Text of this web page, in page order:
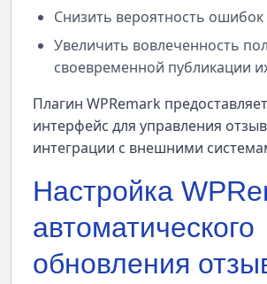
Снизить вероятность
Увеличить вовлеченность
своевременной публикации
Плагин WPRemark
интерфейс для управления
интеграции с внешними
Настройка
автоматического
обновления